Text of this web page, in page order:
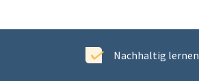
Nachhaltig lernen